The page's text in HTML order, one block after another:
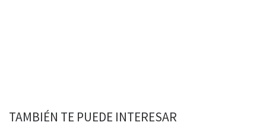
TAMBIÉN TE PUEDE INTERESAR